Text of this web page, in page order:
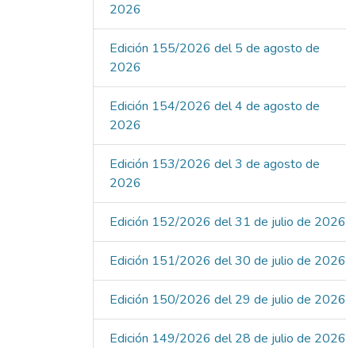
2026
Edición 155/2026 del 5 de agosto de
2026
Edición 154/2026 del 4 de agosto de
2026
Edición 153/2026 del 3 de agosto de
2026
Edición 152/2026 del 31 de julio de 2026
Edición 151/2026 del 30 de julio de 2026
Edición 150/2026 del 29 de julio de 2026
Edición 149/2026 del 28 de julio de 2026